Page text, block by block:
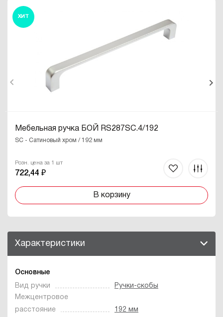
ХИТ
Мебельная ручка БОЙ RS287SC.4/192
SC - Сатиновый хром / 192 мм
Розн. цена за 1 шт
722,44 ₽
В корзину
Характеристики
Основные
Вид ручки
Ручки-скобы
Межцентровое
расстояние
192 мм